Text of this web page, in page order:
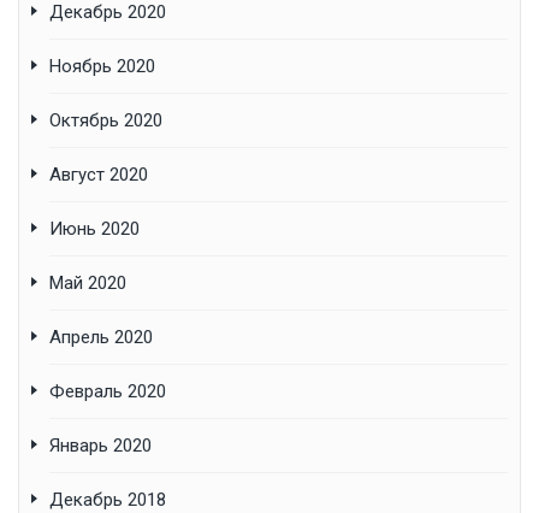
Декабрь 2020
Ноябрь 2020
Октябрь 2020
Август 2020
Июнь 2020
Май 2020
Апрель 2020
Февраль 2020
Январь 2020
Декабрь 2018